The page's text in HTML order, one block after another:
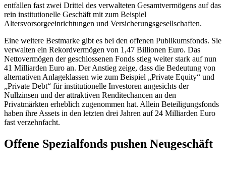
entfallen fast zwei Drittel des verwalteten Gesamtvermögens auf das
rein institutionelle Geschäft mit zum Beispiel
Altersvorsorgeeinrichtungen und Versicherungsgesellschaften.
Eine weitere Bestmarke gibt es bei den offenen Publikumsfonds. Sie
verwalten ein Rekordvermögen von 1,47 Billionen Euro. Das
Nettovermögen der geschlossenen Fonds stieg weiter stark auf nun
41 Milliarden Euro an. Der Anstieg zeige, dass die Bedeutung von
alternativen Anlageklassen wie zum Beispiel „Private Equity“ und
„Private Debt“ für institutionelle Investoren angesichts der
Nullzinsen und der attraktiven Renditechancen an den
Privatmärkten erheblich zugenommen hat. Allein Beteiligungsfonds
haben ihre Assets in den letzten drei Jahren auf 24 Milliarden Euro
fast verzehnfacht.
Offene Spezialfonds pushen Neugeschäft